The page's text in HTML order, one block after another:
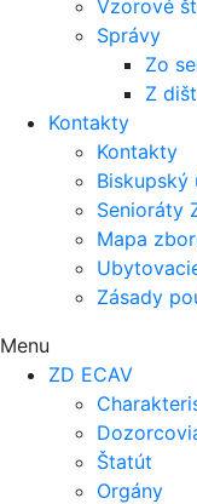
Vzorové
Správy
Zo
Z
Kontakty
Kontakty
Biskupský
Senioráty
Mapa
Zásady
Menu
ZD ECAV
Štatút
Orgány